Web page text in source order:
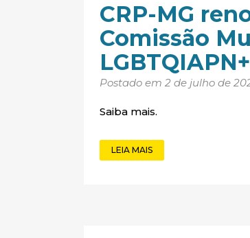
CRP-MG
Comissão
Postado em 2 de julho de
Saiba mais.
LEIA MAIS